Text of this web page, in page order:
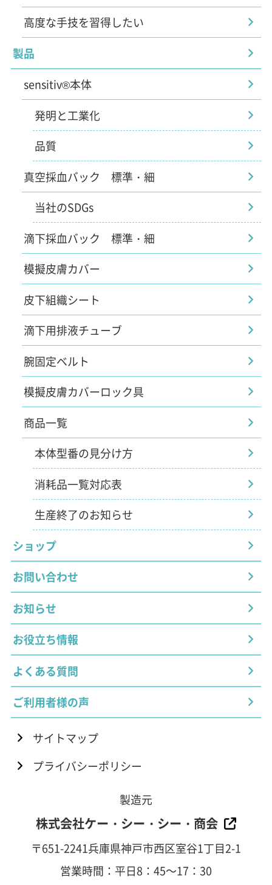
高度な手技を習得したい
製品
sensitiv®本体
発明と工業化
品質
真空採血バック 標準・細
当社のSDGs
滴下採血バック 標準・細
模擬皮膚カバー
皮下組織シート
滴下用排液チューブ
腕固定ベルト
模擬皮膚カバーロック具
商品一覧
本体型番の見分け方
消耗品一覧対応表
生産終了のお知らせ
ショップ
お問い合わせ
お知らせ
お役立ち情報
よくある質問
ご利用者様の声
サイトマップ
プライバシーポリシー
製造元
株式会社ケー・シー・シー・商会
〒651-2241兵庫県神戸市西区室谷1丁目2-1
営業時間：平日8：45～17：30